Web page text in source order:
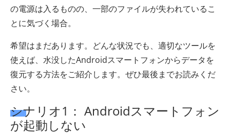
の電源は入るものの、一部のファイルが失われているこ
とに気づく場合。
希望はまだあります。どんな状況でも、適切なツールを
使えば、水没したAndroidスマートフォンからデータを
復元する方法をご紹介します。ぜひ最後までお読みくだ
さい。
シナリオ1： Androidスマートフォン
が起動しない